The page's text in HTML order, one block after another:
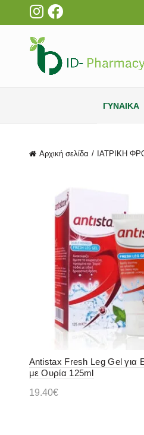
ΓΥΝΑΙΚΑ
Αρχική σελίδα ΙΑΤΡΙΚΗ
Antistax Fresh Leg Gel για
με Ουρία 125ml
19.40€